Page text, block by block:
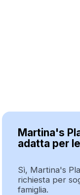
Martina's
adatta per
Sì, Martina's
richiesta per
famiglia.